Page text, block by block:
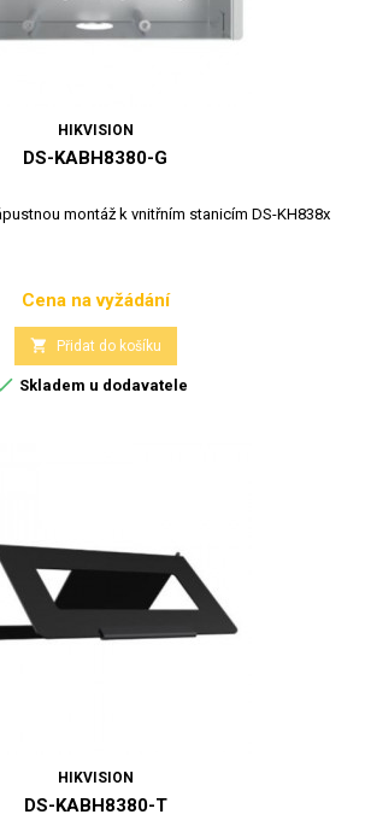
HIKVISION
DS-KABH8380-G
montáž k vnitřním stanicím DS-KH838x
Cena
Cena na vyžádání
 Přidat do košíku
Skladem u dodavatele
HIKVISION
DS-KABH8380-T